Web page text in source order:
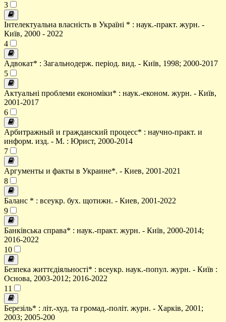
3
Інтелектуальна власність в Україні * : наук.-практ. журн. -
Київ, 2000 - 2022
4
Адвокат* : Загальнодерж. період. вид. - Київ, 1998; 2000-2017
5
Актуальні проблеми економіки* : наук.-економ. журн. - Київ,
2001-2017
6
Арбитражный и гражданский процесс* : научно-практ. и
информ. изд. - М. : Юрист, 2000-2014
7
Аргументы и факты в Украине*. - Киев, 2001-2021
8
Баланс * : всеукр. бух. щотижн. - Киев, 2001-2022
9
Банківська справа* : наук.-практ. журн. - Київ, 2000-2014;
2016-2022
10
Безпека життєдіяльності* : всеукр. наук.-попул. журн. - Київ :
Основа, 2003-2012; 2016-2022
11
Березіль* : літ.-худ. та громад.-політ. журн. - Харків, 2001;
2003; 2005-200